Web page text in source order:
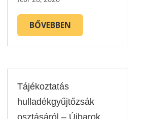
BŐVEBBEN
Tájékoztatás
hulladékgyűjtőzsák